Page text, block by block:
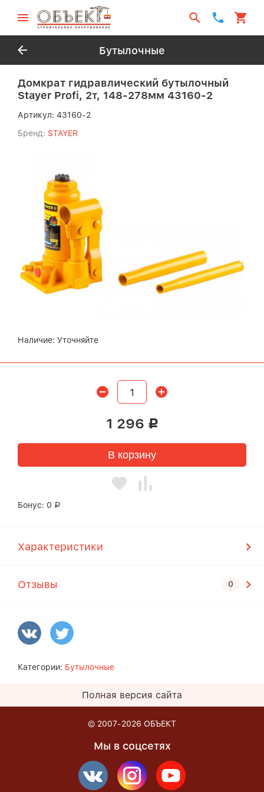
Бутылочные
Домкрат гидравлический бутылочный
Stayer Profi, 2т, 148-278мм 43160-2
Артикул: 43160-2
Бренд: STAYER
Наличие: Уточняйте
1 296 Р
В корзину
Бонус: 0 Р
Характеристики
Отзывы
Категории: Бутылочные
Полная версия сайта
© 2007-2026 ОБЪЕКТ
Мы в соцсетях